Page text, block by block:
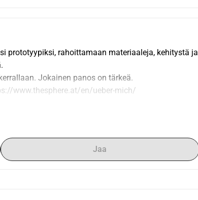
prototyypiksi, rahoittamaan materiaaleja, kehitystä ja
Jokainen panos on tärkeä.
www.thesphere.at/en/ueber-mich/
ja niin kauan kuin The Sphere on olemassa.
Jaa